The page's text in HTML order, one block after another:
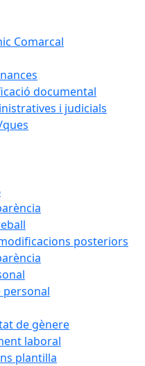
Comarcal
documental
i judicials
posteriors
personal
de gènere
laboral
plantilla